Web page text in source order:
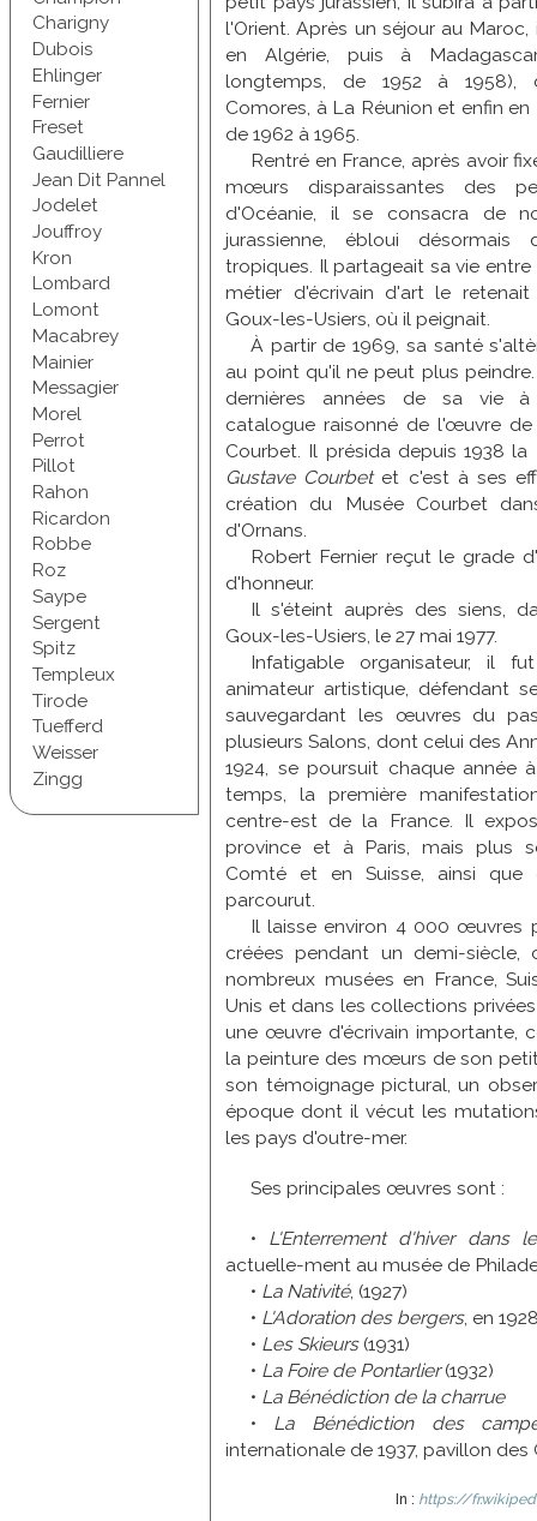
Charigny
Dubois
Ehlinger
Fernier
Freset
Gaudilliere
Jean Dit Pannel
Jodelet
Jouffroy
Kron
Lombard
Lomont
Macabrey
Mainier
Messagier
Morel
Perrot
Pillot
Rahon
Ricardon
Robbe
Roz
Saype
Sergent
Spitz
Templeux
Tirode
Tuefferd
Weisser
Zingg
l'Orient. Après un séjour au
en Algérie, puis à
longtemps, de 1952 à 1958),
Comores, à La Réunion et enfin
de 1962 à 1965.
Rentré en France, après avoir
mœurs disparaissantes des
d'Océanie, il se consacra de
jurassienne, ébloui désormais
tropiques. Il partageait sa vie
métier d'écrivain d'art le
Goux-les-Usiers, où il peignait.
À partir de 1969, sa santé
au point qu'il ne peut plus
dernières années de sa vie à
catalogue raisonné de l'œuvre
Courbet. Il présida depuis 1938 la
Gustave Courbetet c'est à ses
création du Musée Courbet
d'Ornans.
Robert Fernier reçut le grade
d'honneur.
Il s'éteint auprès des siens,
Goux-les-Usiers, le 27 mai 1977.
Infatigable organisateur, il
animateur artistique, défendant
sauvegardant les œuvres du
plusieurs Salons, dont celui des
1924, se poursuit chaque année
temps, la première
centre-est de la France. Il
province et à Paris, mais plus
Comté et en Suisse, ainsi que
parcourut.
Il laisse environ 4 000 œuvres
créées pendant un demi-siècle,
nombreux musées en France,
Unis et dans les collections
une œuvre d'écrivain importante,
la peinture des mœurs de son
son témoignage pictural, un
époque dont il vécut les
les pays d'outre-mer.
Ses principales œuvres sont :
• L'Enterrement d'hiver dans
actuelle-ment au musée de
• La Nativité, (1927)
• L'Adoration des bergers, en
• Les Skieurs(1931)
• La Foire de Pontarlier(1932)
• La Bénédiction de la charrue
• La Bénédiction des
internationale de 1937, pavillon des
In : https://